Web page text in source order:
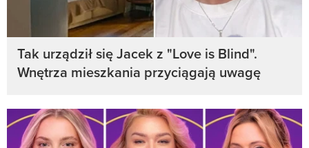
Tak urządził się Jacek z "Love is Blind".
Wnętrza mieszkania przyciągają uwagę